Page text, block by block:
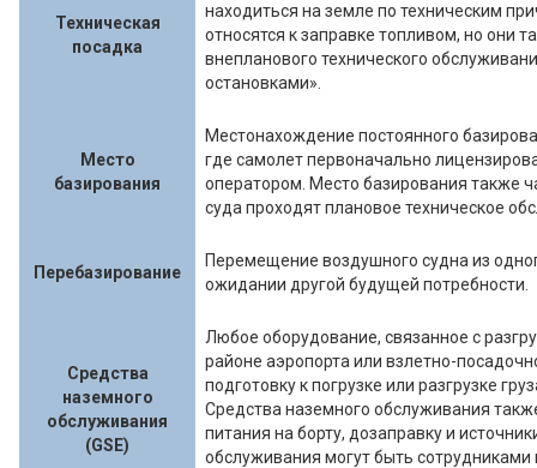
Техническая
посадка
находиться на земле по техническим
относятся к заправке топливом, но они
внепланового технического
остановками».
Место
базирования
Местонахождение постоянного
где самолет первоначально
оператором. Место базирования также
суда проходят плановое техническое
Перебазирование
Перемещение воздушного судна из
ожидании другой будущей потребности.
Средства
наземного
обслуживания
(GSE)
Любое оборудование, связанное с
районе аэропорта или взлетно-
подготовку к погрузке или разгрузке
Средства наземного обслуживания
питания на борту, дозаправку и
обслуживания могут быть